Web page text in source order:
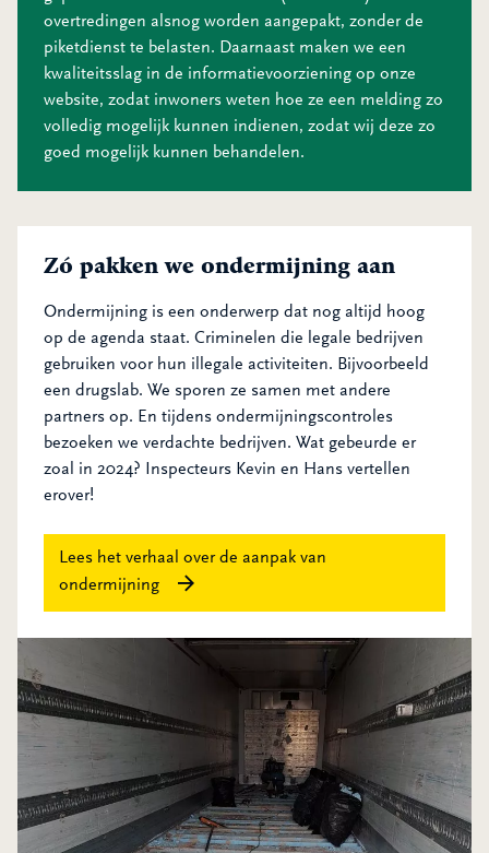
overtredingen alsnog worden aangepakt, zonder de
piketdienst te belasten. Daarnaast maken we een
kwaliteitsslag in de informatievoorziening op onze
website, zodat inwoners weten hoe ze een melding zo
volledig mogelijk kunnen indienen, zodat wij deze zo
goed mogelijk kunnen behandelen.
Zó pakken we ondermijning aan
Ondermijning is een onderwerp dat nog altijd hoog
op de agenda staat. Criminelen die legale bedrijven
gebruiken voor hun illegale activiteiten. Bijvoorbeeld
een drugslab. We sporen ze samen met andere
partners op. En tijdens ondermijningscontroles
bezoeken we verdachte bedrijven. Wat gebeurde er
zoal in 2024? Inspecteurs Kevin en Hans vertellen
erover!
Lees het verhaal over de aanpak van
ondermijning